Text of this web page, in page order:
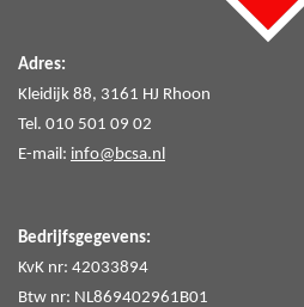
Adres:
Kleidijk 88, 3161 HJ Rhoon
Tel. 010 501 09 02
E-mail: info@bcsa.nl
Bedrijfsgegevens:
KvK nr: 42033894
Btw nr: NL869402961B01